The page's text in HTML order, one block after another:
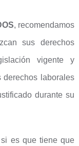
, recomendamos
sus derechos
vigente y
derechos laborales
durante su
si es que tiene que